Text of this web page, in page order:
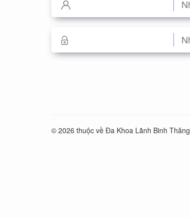
© 2026 thuộc về Đa Khoa Lãnh Binh Thăng